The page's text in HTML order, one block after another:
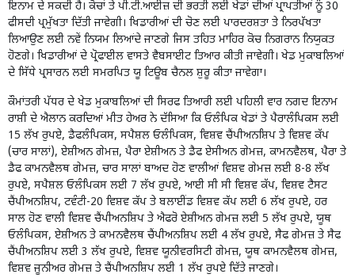
ਇਨਾਮ ਦੇ ਸਕਦੀ ਹੈ। ਕੋਚਾਂ ਤੇ ਪੀ.ਟੀ.ਆਈਜ਼ ਦੀ ਭਰਤੀ ਲਈ ਖੇਡਾਂ ਦੀਆਂ ਪ੍ਰਾਪਤੀਆਂ ਨੂੰ 30
ਫੀਸਦੀ ਪ੍ਰਮੁੱਖਤਾ ਦਿੱਤੀ ਜਾਵੇਗੀ। ਖਿਡਾਰੀਆਂ ਦੀ ਚੋਣ ਲਈ ਪਾਰਦਰਸ਼ਤਾ ਤੇ ਨਿਰਪੱਖਤਾ
ਲਿਆਉਣ ਲਈ ਨਵੇਂ ਨਿਯਮ ਲਿਆਂਦੇ ਜਾਣਗੇ ਜਿਸ ਤਹਿਤ ਮਾਹਿਰ ਕੋਚ ਨਿਗਰਾਨ ਨਿਯੁਕਤ
ਹੋਣਗੇ। ਖਿਡਾਰੀਆਂ ਦੇ ਪ੍ਰੋਫਾਈਲ ਵਾਸਤੇ ਵੈਬਸਾਈਟ ਤਿਆਰ ਕੀਤੀ ਜਾਵੇਗੀ। ਖੇਡ ਮੁਕਾਬਲਿਆਂ
ਦੇ ਸਿੱਧੇ ਪ੍ਰਸਾਰਨ ਲਈ ਸਮਰਪਿਤ ਯੂ ਟਿਊਬ ਚੈਨਲ ਸ਼ੁਰੂ ਕੀਤਾ ਜਾਵੇਗਾ।
ਕੌਮਾਂਤਰੀ ਪੱਧਰ ਦੇ ਖੇਡ ਮੁਕਾਬਲਿਆਂ ਦੀ ਸਿਰਫ ਤਿਆਰੀ ਲਈ ਪਹਿਲੀ ਵਾਰ ਨਗਦ ਇਨਾਮ
ਰਾਸ਼ੀ ਦੇ ਐਲਾਨ ਕਰਦਿਆਂ ਮੀਤ ਹੇਅਰ ਨੇ ਦੱਸਿਆ ਕਿ ਓਲੰਪਿਕ ਖੇਡਾਂ ਤੇ ਪੈਰਾਲੰਪਿਕਸ ਲਈ
15 ਲੱਖ ਰੁਪਏ, ਡੈਫਲੰਪਿਕਸ, ਸਪੈਸ਼ਲ ਓਲੰਪਿਕਸ, ਵਿਸ਼ਵ ਚੈਂਪੀਅਨਸ਼ਿਪ ਤੇ ਵਿਸ਼ਵ ਕੱਪ
(ਚਾਰ ਸਾਲਾਂ), ਏਸ਼ੀਅਨ ਗੇਮਜ਼, ਪੈਰਾ ਏਸ਼ੀਅਨ ਤੇ ਡੈਫ ਏਸੀਅਨ ਗੇਮਜ਼, ਕਾਮਨਵੈਲਥ, ਪੈਰਾ ਤੇ
ਡੈਫ ਕਾਮਨਵੈਲਥ ਗੇਮਜ਼, ਚਾਰ ਸਾਲਾਂ ਬਾਅਦ ਹੋਣ ਵਾਲੀਆਂ ਵਿਸ਼ਵ ਗੇਮਜ਼ ਲਈ 8-8 ਲੱਖ
ਰੁਪਏ, ਸਪੈਸ਼ਲ ਓਲੰਪਿਕਸ ਲਈ 7 ਲੱਖ ਰੁਪਏ, ਆਈ ਸੀ ਸੀ ਵਿਸ਼ਵ ਕੱਪ, ਵਿਸ਼ਵ ਟੈਸਟ
ਚੈਂਪੀਅਨਸ਼ਿਪ, ਟਵੰਟੀ-20 ਵਿਸ਼ਵ ਕੱਪ ਤੇ ਬਲਾਈਂਡ ਵਿਸ਼ਵ ਕੱਪ ਲਈ 6 ਲੱਖ ਰੁਪਏ, ਹਰ
ਸਾਲ ਹੋਣ ਵਾਲੀ ਵਿਸ਼ਵ ਚੈਂਪੀਅਨਸ਼ਿਪ ਤੇ ਐਫਰੋ ਏਸ਼ੀਅਨ ਗੇਮਜ਼ ਲਈ 5 ਲੱਖ ਰੁਪਏ, ਯੂਥ
ਓਲੰਪਿਕਸ, ਏਸ਼ੀਅਨ ਤੇ ਕਾਮਨਵੈਲਥ ਚੈਂਪੀਅਨਸ਼ਿਪ ਲਈ 4 ਲੱਖ ਰੁਪਏ, ਸੈਫ ਗੇਮਜ਼ ਤੇ ਸੈਫ
ਚੈਂਪੀਅਨਸ਼ਿਪ ਲਈ 3 ਲੱਖ ਰੁਪਏ, ਵਿਸ਼ਵ ਯੂਨੀਵਰਸਿਟੀ ਗੇਮਜ਼, ਯੂਥ ਕਾਮਨਵੈਲਥ ਗੇਮਜ਼,
ਵਿਸ਼ਵ ਜੂਨੀਅਰ ਗੇਮਜ਼ ਤੇ ਚੈਂਪੀਅਨਸ਼ਿਪ ਲਈ 1 ਲੱਖ ਰੁਪਏ ਦਿੱਤੇ ਜਾਣਗੇ।